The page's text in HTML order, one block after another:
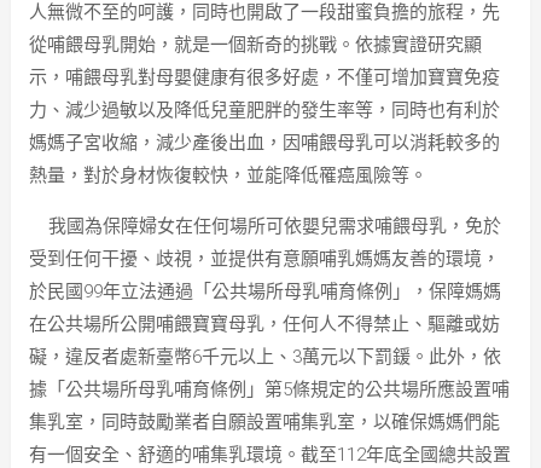
人無微不至的呵護，同時也開啟了一段甜蜜負擔的旅程，先
從哺餵母乳開始，就是一個新奇的挑戰。依據實證研究顯
示，哺餵母乳對母嬰健康有很多好處，不僅可增加寶寶免疫
力、減少過敏以及降低兒童肥胖的發生率等，同時也有利於
媽媽子宮收縮，減少產後出血，因哺餵母乳可以消耗較多的
熱量，對於身材恢復較快，並能降低罹癌風險等。
我國為保障婦女在任何場所可依嬰兒需求哺餵母乳，免於
受到任何干擾、歧視，並提供有意願哺乳媽媽友善的環境，
於民國99年立法通過「公共場所母乳哺育條例」，保障媽媽
在公共場所公開哺餵寶寶母乳，任何人不得禁止、驅離或妨
礙，違反者處新臺幣6千元以上、3萬元以下罰鍰。此外，依
據「公共場所母乳哺育條例」第5條規定的公共場所應設置哺
集乳室，同時鼓勵業者自願設置哺集乳室，以確保媽媽們能
有一個安全、舒適的哺集乳環境。截至112年底全國總共設置